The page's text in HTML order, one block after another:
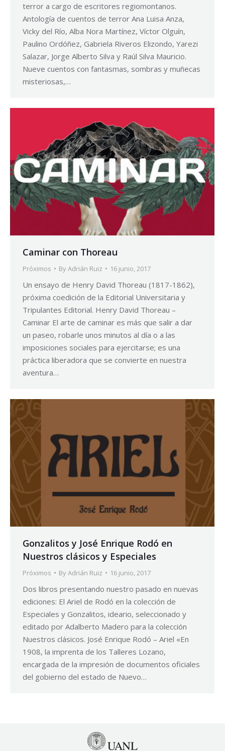
terror a cargo de escritores regiomontanos.
Antología de cuentos de terror Ana Luisa Anza,
Vicky del Río, Alba Nora Martínez, Víctor Olguín,
Paulino Ordóñez, Gabriela Riveros Elizondo, Yarezi
Salazar, Jorge Alberto Silva y Raúl Silva Mauricio.
Nueve cuentos con fantasmas, sombras y muñecas
misteriosas,…
Caminar con Thoreau
Próximos ByAdrián Ruiz 16 junio, 2017
Un ensayo de Henry David Thoreau (1817-1862),
próxima coedición de la Editorial Universitaria y
Tripulantes Editorial. Henry David Thoreau –
Caminar El arte de caminar es más que salir a dar
un paseo, robarle unos minutos al día o a las
imposiciones sociales para ejercitarse; es una
práctica liberadora que se convierte en nuestra
aventura…
Gonzalitos y José Enrique Rodó en
Nuestros clásicos y Especiales
Próximos ByAdrián Ruiz 16 junio, 2017
Dos libros presentando nuestro pasado en nuevas
ediciones: El Ariel de Rodó en la colección de
Especiales y Gonzalitos, ideario, seleccionado y
editado por Adalberto Madero para la colección
Nuestros clásicos. José Enrique Rodó – Ariel «En
1908, la imprenta de los Talleres Lozano,
encargada de la impresión de documentos oficiales
del gobierno del estado de Nuevo…